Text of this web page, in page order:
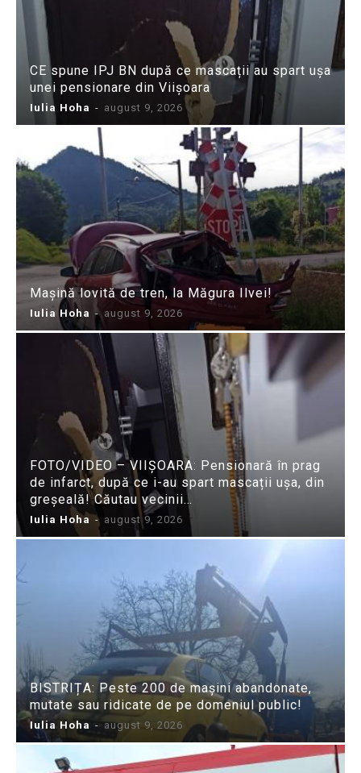
CE spune IPJ BN după ce mascații au spart ușa
unei pensionare din Viișoara
Iulia Hoha - august 9, 2026
Mașină lovită de tren, la Măgura Ilvei!
Iulia Hoha - august 9, 2026
FOTO/VIDEO – VIIȘOARA: Pensionară în prag
de infarct, după ce i-au spart mascații ușa, din
greșeală! Căutau vecinii…
Iulia Hoha - august 9, 2026
BISTRIȚA: Peste 200 de mașini abandonate,
mutate sau ridicate de pe domeniul public!
Iulia Hoha - august 9, 2026